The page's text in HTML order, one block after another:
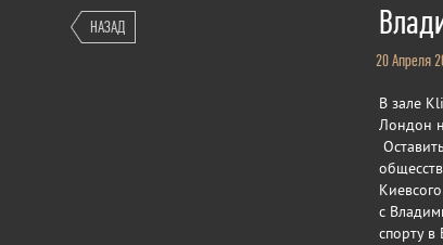
НАЗАД
20 Апреля
В зале
Лондон
с
спорту